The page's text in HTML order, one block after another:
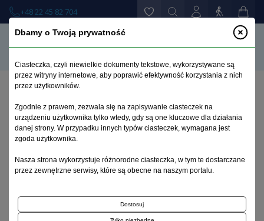
+48 22 45 82 704
Regulamin
Regulamin księgarni
Regulamin księgarni internetowej
Dbamy o Twoją prywatność
Ciasteczka, czyli niewielkie dokumenty tekstowe, wykorzystywane są
przez witryny internetowe, aby poprawić efektywność korzystania z nich
przez użytkowników.
Zgodnie z prawem, zezwala się na zapisywanie ciasteczek na
urządzeniu użytkownika tylko wtedy, gdy są one kluczowe dla działania
danej strony. W przypadku innych typów ciasteczek, wymagana jest
zgoda użytkownika.
Nasza strona wykorzystuje różnorodne ciasteczka, w tym te dostarczane
przez zewnętrzne serwisy, które są obecne na naszym portalu.
Dostosuj